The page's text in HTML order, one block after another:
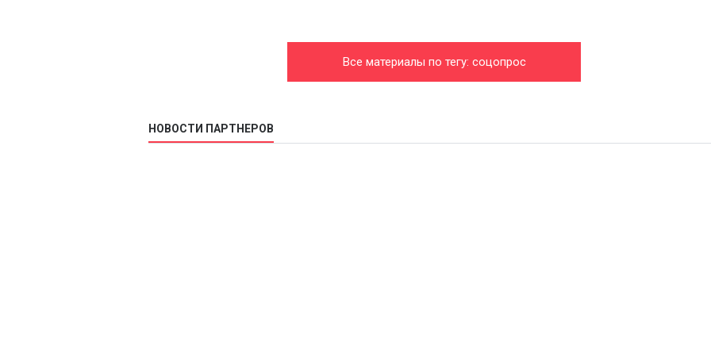
Все материалы по тегу: соцопрос
НОВОСТИ ПАРТНЕРОВ